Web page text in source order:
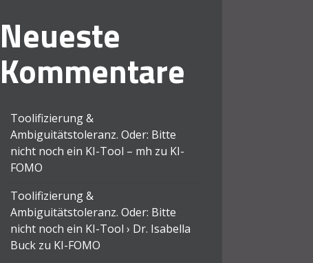
Neueste
Kommentare
Toolifizierung &
Ambiguitätstoleranz. Oder: Bitte
nicht noch ein KI-Tool – mh zu KI-
FOMO
Toolifizierung &
Ambiguitätstoleranz. Oder: Bitte
nicht noch ein KI-Tool › Dr. Isabella
Buck zu KI-FOMO